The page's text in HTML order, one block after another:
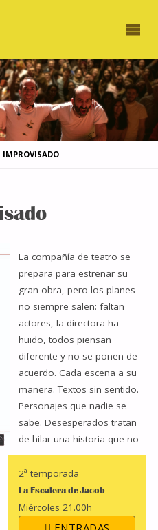
IMPROVISADO
2ª temporada
La Escalera de Jacob
Miércoles 21.00h
La compañía de teatro se
prepara para estrenar su
gran obra, pero los planes
no siempre salen: faltan
actores, la directora ha
huido, todos piensan
diferente y no se ponen de
acuerdo. Cada escena a su
manera. Textos sin sentido.
Personajes que nadie se
sabe. Desesperados tratan
de hilar una historia que no